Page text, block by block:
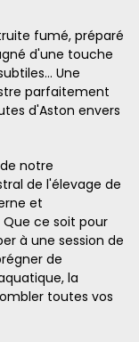
fumé, préparé
d'une touche
Une
parfaitement
d'Aston envers
notre
de l'élevage de
et
ce soit pour
à une session de
de
la
toutes vos